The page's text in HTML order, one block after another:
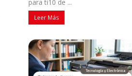
para ti10 de ...
Leer Más